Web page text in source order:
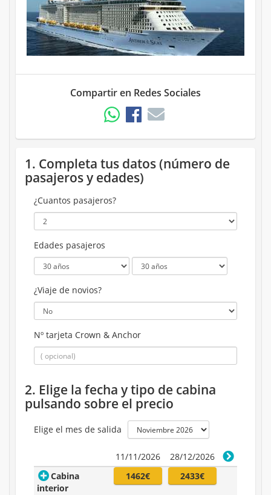
Compartir en Redes Sociales
1. Completa tus datos (número de
pasajeros y edades)
¿Cuantos pasajeros?
Edades pasajeros
¿Viaje de novios?
Nº tarjeta Crown & Anchor
2. Elige la fecha y tipo de cabina
pulsando sobre el precio
Elige el mes de salida
11/11/2026
28/12/2026
Cabina
interior
1462€ 2433€